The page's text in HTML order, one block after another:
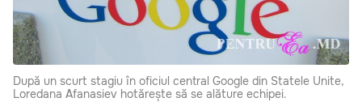
După un scurt stagiu în oficiul central Google din Statele Unite,
Loredana Afanasiev hotărește să se alăture echipei.